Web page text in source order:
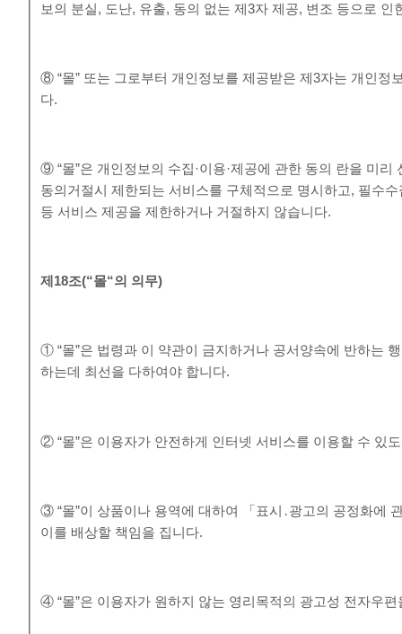
보의 분실, 도난, 유출, 동의 없는 제3자 제공, 변조 등으로
⑧ “몰” 또는 그로부터 개인정보를 제공받은 제3자는 개인
다.
⑨ “몰”은 개인정보의 수집·이용·제공에 관한 동의 란을 미
동의거절시 제한되는 서비스를 구체적으로 명시하고, 필수
등 서비스 제공을 제한하거나 거절하지 않습니다.
제 18조(“몰“의 의무)
① “몰”은 법령과 이 약관이 금지하거나 공서양속에 반하는
하는데 최선을 다하여야 합니다.
② “몰”은 이용자가 안전하게 인터넷 서비스를 이용할 수 있
③ “몰”이 상품이나 용역에 대하여 「표시․광고의 공정화에
이를 배상할 책임을 집니다.
④ “몰”은 이용자가 원하지 않는 영리목적의 광고성 전자우